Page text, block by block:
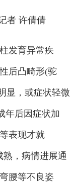
者 许倩倩
发育异常疾
后凸畸形(驼
显，或症状轻微
年后因症状加
表现才就
熟，病情进展通
腰等不良姿